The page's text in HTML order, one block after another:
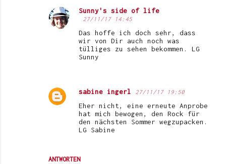
ANTWORTEN
Sunny's side of life
27/11/17 14:45
Das hoffe ich doch sehr, dass
wir von Dir auch noch was
tülliges zu sehen bekommen. LG
Sunny
sabine ingerl 27/11/17 19:50
Eher nicht, eine erneute Anprobe
hat mich bewogen, den Rock für
den nächsten Sommer wegzupacken.
LG Sabine